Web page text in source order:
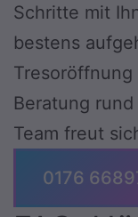
Schritte mit
bestens
Tresoröffnung
Beratung
Team freut
0176